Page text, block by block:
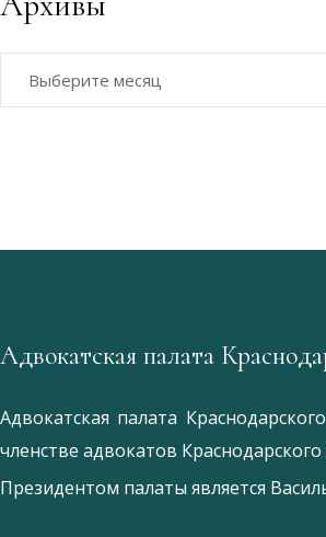
Адвокатская палата
Адвокатская палата
членстве адвокатов Краснодарского
Президентом палаты является